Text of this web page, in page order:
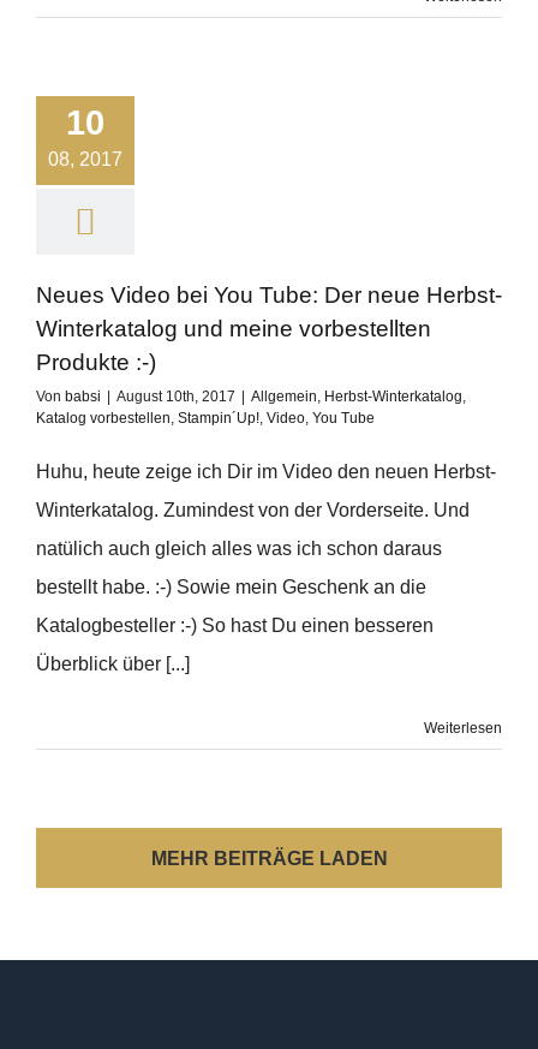
10
08, 2017
Neues Video bei You Tube: Der neue Herbst-
Winterkatalog und meine vorbestellten
Produkte :-)
Von babsi August 10th, 2017 Allgemein, Herbst-Winterkatalog,
Katalog vorbestellen, Stampin´Up!, Video, You Tube
Huhu, heute zeige ich Dir im Video den neuen Herbst-
Winterkatalog. Zumindest von der Vorderseite. Und
natülich auch gleich alles was ich schon daraus
bestellt habe. :-) Sowie mein Geschenk an die
Katalogbesteller :-) So hast Du einen besseren
Überblick über [...]
Weiterlesen
MEHR BEITRÄGE LADEN